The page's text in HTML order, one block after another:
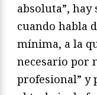
absoluta”,
cuando habla
mínima, a la
necesario por
profesional” y